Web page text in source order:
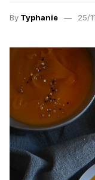
By Typhanie 25/